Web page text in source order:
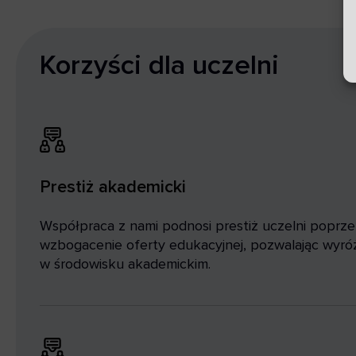
Korzyści dla uczelni
Prestiż akademicki
Współpraca z nami podnosi prestiż uczelni
wzbogacenie oferty edukacyjnej, pozwalając
w środowisku akademickim.